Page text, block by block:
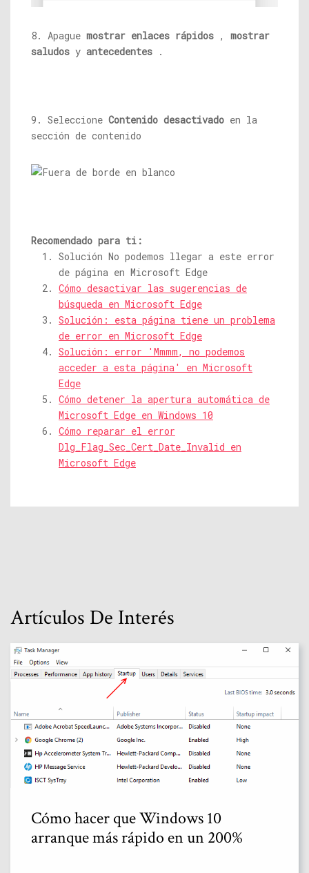
8. Apague mostrar enlaces rápidos , mostrar
saludos y antecedentes .
9. Seleccione Contenido desactivado en la
sección de contenido
Recomendado para ti:
Solución No podemos llegar a este error
de página en Microsoft Edge
Cómo desactivar las sugerencias de
búsqueda en Microsoft Edge
Solución: esta página tiene un problema
de error en Microsoft Edge
Solución: error 'Mmmm, no podemos
acceder a esta página' en Microsoft
Edge
Cómo detener la apertura automática de
Microsoft Edge en Windows 10
Cómo reparar el error
Dlg_Flag_Sec_Cert_Date_Invalid en
Microsoft Edge
Artículos De Interés
Cómo hacer que Windows 10
arranque más rápido en un 200%